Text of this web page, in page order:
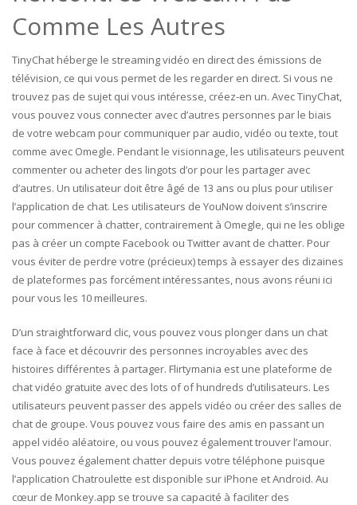
Comme Les Autres
TinyChat héberge le streaming vidéo en direct des émissions de
télévision, ce qui vous permet de les regarder en direct. Si vous ne
trouvez pas de sujet qui vous intéresse, créez-en un. Avec TinyChat,
vous pouvez vous connecter avec d’autres personnes par le biais
de votre webcam pour communiquer par audio, vidéo ou texte, tout
comme avec Omegle. Pendant le visionnage, les utilisateurs peuvent
commenter ou acheter des lingots d’or pour les partager avec
d’autres. Un utilisateur doit être âgé de 13 ans ou plus pour utiliser
l’application de chat. Les utilisateurs de YouNow doivent s’inscrire
pour commencer à chatter, contrairement à Omegle, qui ne les oblige
pas à créer un compte Facebook ou Twitter avant de chatter. Pour
vous éviter de perdre votre (précieux) temps à essayer des dizaines
de plateformes pas forcément intéressantes, nous avons réuni ici
pour vous les 10 meilleures.
D’un straightforward clic, vous pouvez vous plonger dans un chat
face à face et découvrir des personnes incroyables avec des
histoires différentes à partager. Flirtymania est une plateforme de
chat vidéo gratuite avec des lots of of hundreds d’utilisateurs. Les
utilisateurs peuvent passer des appels vidéo ou créer des salles de
chat de groupe. Vous pouvez vous faire des amis en passant un
appel vidéo aléatoire, ou vous pouvez également trouver l’amour.
Vous pouvez également chatter depuis votre téléphone puisque
l’application Chatroulette est disponible sur iPhone et Android. Au
cœur de Monkey.app se trouve sa capacité à faciliter des